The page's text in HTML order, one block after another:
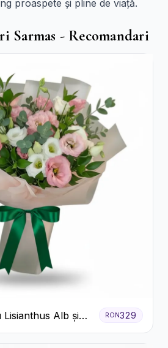
proaspete și pline de viață.
Sarmas - Recomandari
Lisianthus Alb și
RON329